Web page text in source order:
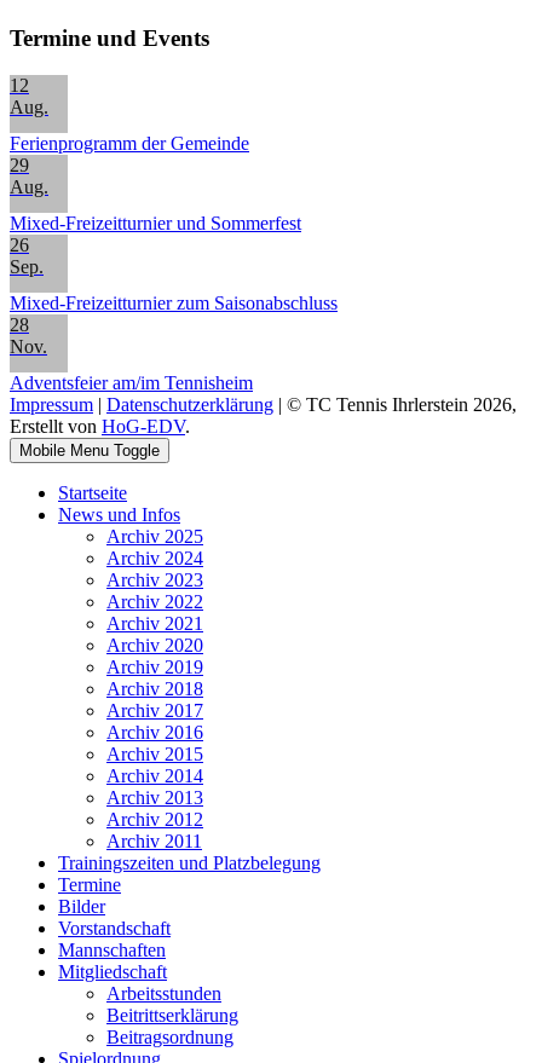
Termine und Events
12
Aug.
Ferienprogramm der Gemeinde
29
Aug.
Mixed-Freizeitturnier und Sommerfest
26
Sep.
Mixed-Freizeitturnier zum Saisonabschluss
28
Nov.
Adventsfeier am/im Tennisheim
Impressum | Datenschutzerklärung | © TC Tennis Ihrlerstein 2026,
Erstellt von HoG-EDV.
Mobile Menu Toggle
Startseite
News und Infos
Archiv 2025
Archiv 2024
Archiv 2023
Archiv 2022
Archiv 2021
Archiv 2020
Archiv 2019
Archiv 2018
Archiv 2017
Archiv 2016
Archiv 2015
Archiv 2014
Archiv 2013
Archiv 2012
Archiv 2011
Trainingszeiten und Platzbelegung
Termine
Bilder
Vorstandschaft
Mannschaften
Mitgliedschaft
Arbeitsstunden
Beitrittserklärung
Beitragsordnung
Spielordnung